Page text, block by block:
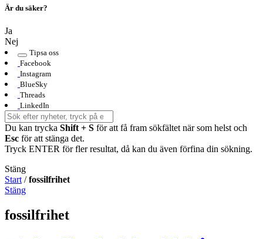
Är du säker?
Ja
Nej
Tipsa oss
Facebook
Instagram
BlueSky
Threads
LinkedIn
Du kan trycka Shift + S för att få fram sökfältet när som helst och
Esc för att stänga det.
Tryck ENTER för fler resultat, då kan du även förfina din sökning.
Stäng
Start /fossilfrihet
Stäng
fossilfrihet